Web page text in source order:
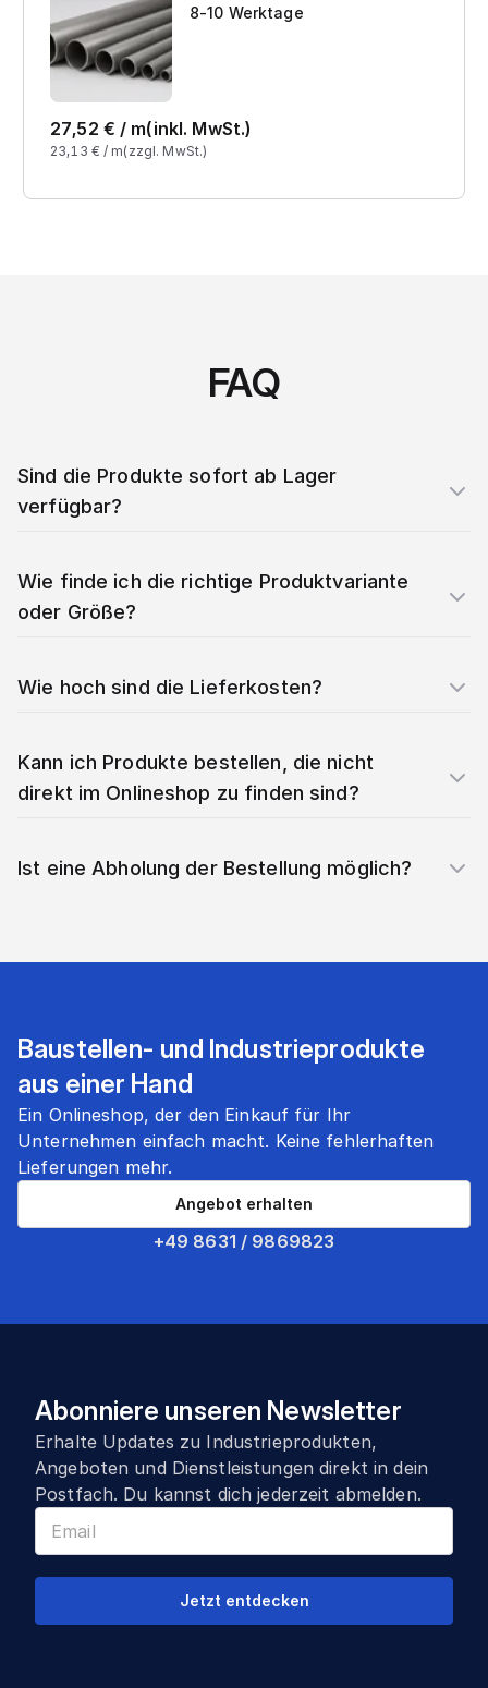
8-10 Werktage
27,52 € / m(inkl. MwSt.)
23,13 € / m(zzgl. MwSt.)
FAQ
Sind die Produkte sofort ab Lager
verfügbar?
Wie finde ich die richtige Produktvariante
oder Größe?
Wie hoch sind die Lieferkosten?
Kann ich Produkte bestellen, die nicht
direkt im Onlineshop zu finden sind?
Ist eine Abholung der Bestellung möglich?
Baustellen- und Industrieprodukte
aus einer Hand
Ein Onlineshop, der den Einkauf für Ihr
Unternehmen einfach macht. Keine fehlerhaften
Lieferungen mehr.
+49 8631 / 9869823
Angebot erhalten
Abonniere unseren Newsletter
Erhalte Updates zu Industrieprodukten,
Angeboten und Dienstleistungen direkt in dein
Postfach. Du kannst dich jederzeit abmelden.
Jetzt entdecken